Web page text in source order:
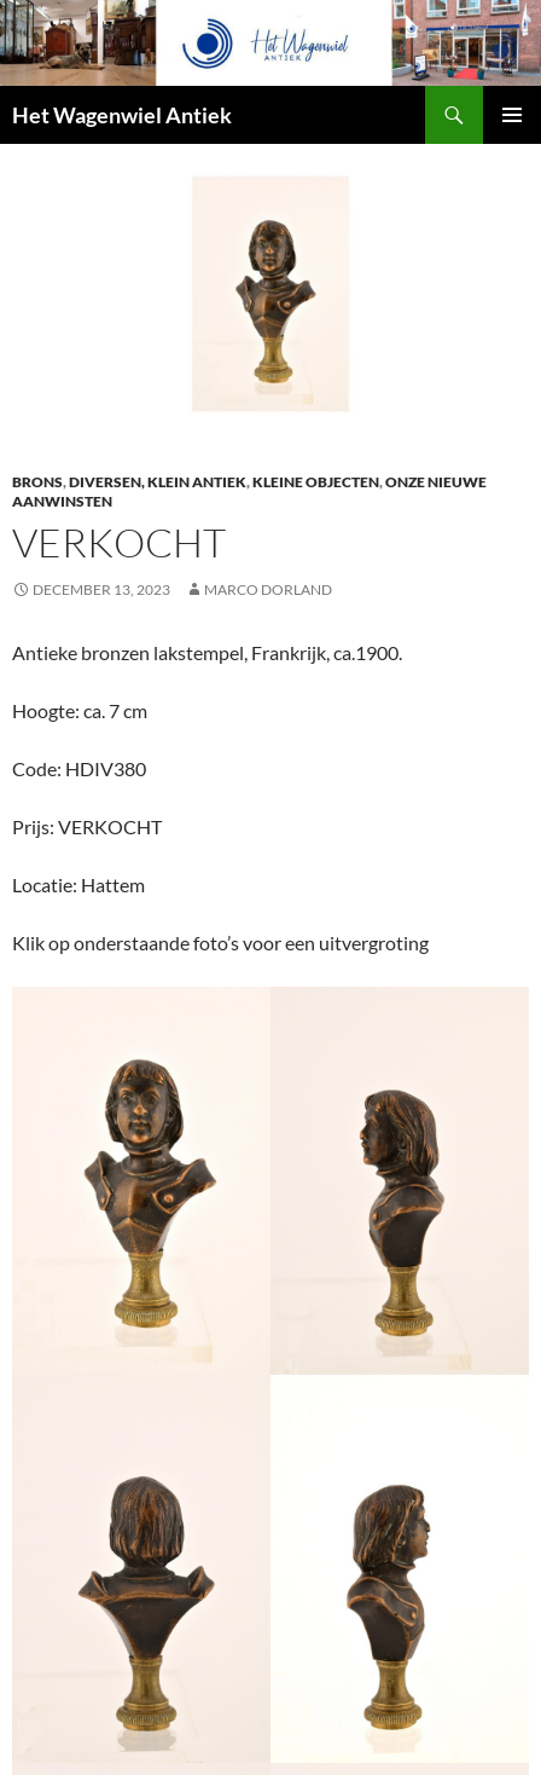
Het Wagenwiel Antiek
BRONS,DIVERSEN, KLEIN ANTIEK,KLEINE OBJECTEN,ONZE NIEUWE
AANWINSTEN
VERKOCHT
DECEMBER 13, 2023 MARCO DORLAND
Antieke bronzen lakstempel, Frankrijk, ca.1900.
Hoogte: ca. 7 cm
Code: HDIV380
Prijs: VERKOCHT
Locatie: Hattem
Klik op onderstaande foto’s voor een uitvergroting